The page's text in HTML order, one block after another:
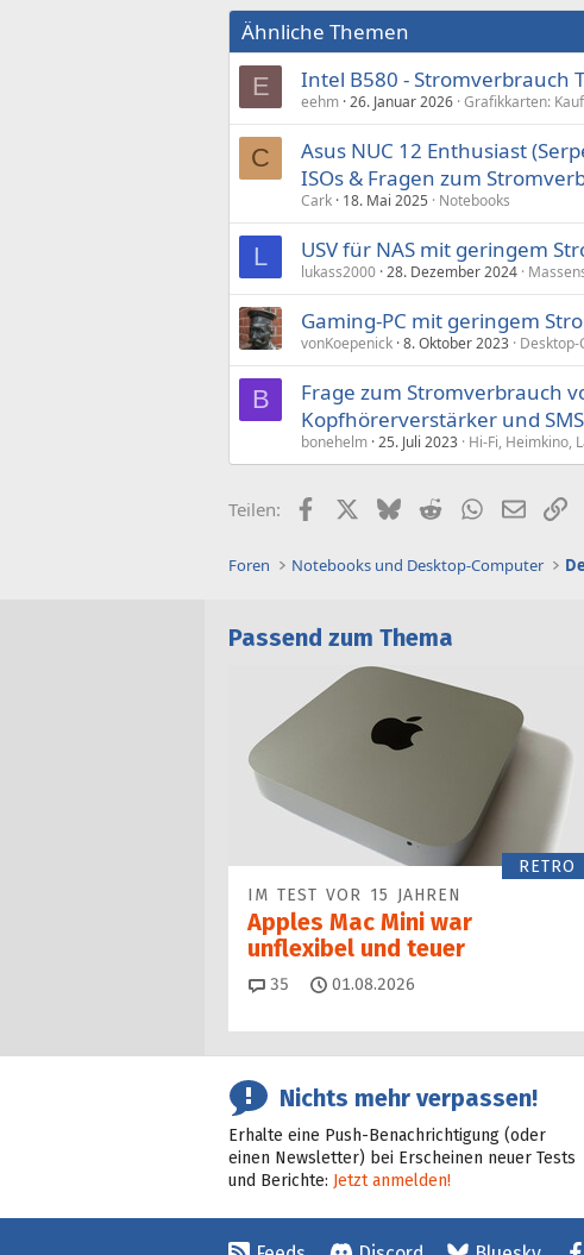
Ähnliche Themen
E Intel B580 - Stromverbrauch
eehm 26. Januar 2026 Grafikkarten:
C
Asus NUC 12 Enthusiast
ISOs & Fragen zum
Cark 18. Mai 2025 Notebooks
L USV für NAS mit geringem
lukass2000 28. Dezember 2024
Gaming-PC mit geringem
vonKoepenick 8. Oktober 2023
B
Frage zum Stromverbrauch
Kopfhörerverstärker und
bonehelm 25. Juli 2023 Hi-Fi, Heimkino,
Teilen: FacebookX (Twitter)
BlueskyRedditWhatsApp
E-Mail
Foren Notebooks und Desktop-Computer
Passend zum Thema
RETRO
IM TEST VOR 15 JAHREN
Apples Mac Mini war
unflexibel und teuer
35 Kommentare
01.08.2026
Nichts mehr verpassen!
Erhalte eine Push-Benachrichtigung (oder
einen Newsletter) bei Erscheinen neuer Tests
und Berichte: Jetzt anmelden!